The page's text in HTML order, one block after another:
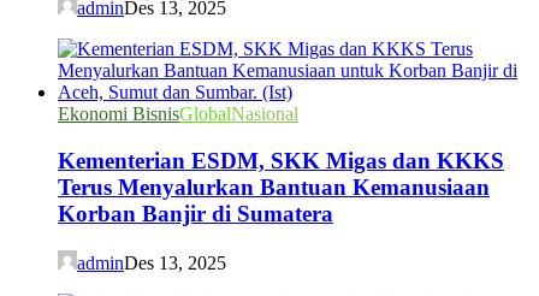
adminDes 13, 2025
Ekonomi BisnisGlobalNasional
Kementerian ESDM, SKK Migas dan KKKS
Terus Menyalurkan Bantuan Kemanusiaan
Korban Banjir di Sumatera
adminDes 13, 2025